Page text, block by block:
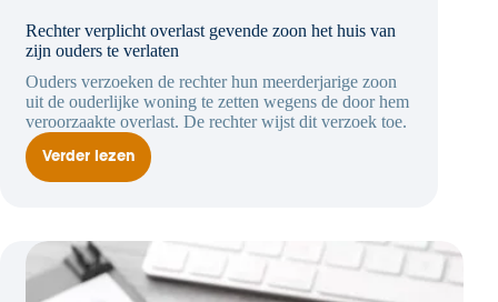
Rechter verplicht overlast gevende zoon het huis van
zijn ouders te verlaten
Ouders verzoeken de rechter hun meerderjarige zoon
uit de ouderlijke woning te zetten wegens de door hem
veroorzaakte overlast. De rechter wijst dit verzoek toe.
Verder lezen
Rechter
verplicht
huis
van
zijn
ouders